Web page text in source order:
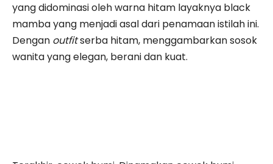
yang didominasi oleh warna hitam layaknya black
mamba yang menjadi asal dari penamaan istilah ini.
Dengan outfitserba hitam, menggambarkan sosok
wanita yang elegan, berani dan kuat.